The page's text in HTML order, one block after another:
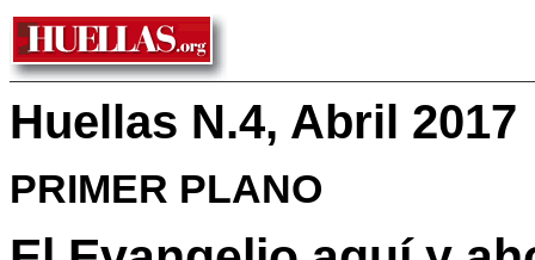
Huellas N.4, Abril 2017
PRIMER PLANO